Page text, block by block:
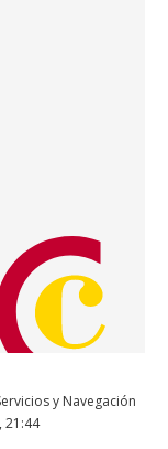
y Navegación
, 21:44